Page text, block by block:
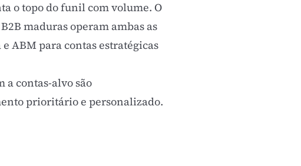
o topo do funil com volume. O
maduras operam ambas as
ABM para contas estratégicas
contas-alvo são
prioritário e personalizado.